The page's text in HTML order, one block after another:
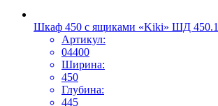
Шкаф 450 с ящиками «Kiki» ШД 450.1
Артикул:
04400
Ширина:
450
Глубина:
445